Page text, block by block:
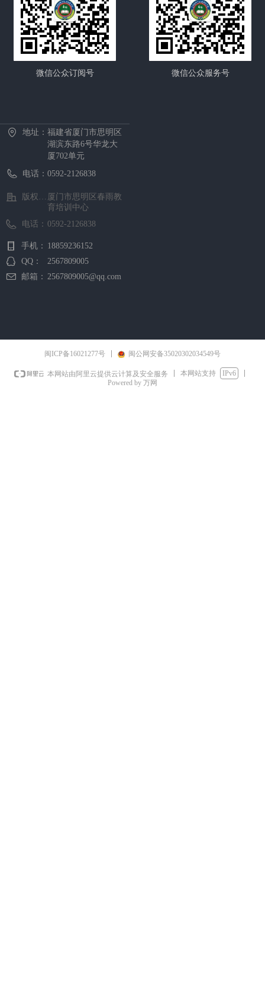
微信公众订阅号 微信公众服务号
地址： 福建省厦门市思明区
湖滨东路6号华龙大
厦702单元
电话： 0592-2126838
手机： 18859236152
QQ：
2567809005
邮箱： 2567809005@qq.com
版权所有 ©
厦门市思明区春雨教
育培训中心
电话： 0592-2126838
闽ICP备16021277号 闽公网安备35020302034549号
本网站由阿里云提供云计算及安全服务 本网站支持
IPv6
Powered by 万网